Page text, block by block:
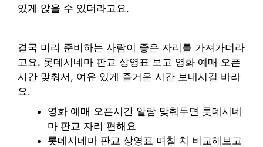
있게 앉을 수 있더라고요.
결국 미리 준비하는 사람이 좋은 자리를 가져가더라
고요. 롯데시네마 판교 상영표 보고 영화 예매 오픈
시간 맞춰서, 여유 있게 즐거운 시간 보내시길 바라
요.
영화 예매 오픈시간 알람 맞춰두면 롯데시네
마 판교 자리 편해요
롯데시네마 판교 상영표 며칠 치 비교해보고